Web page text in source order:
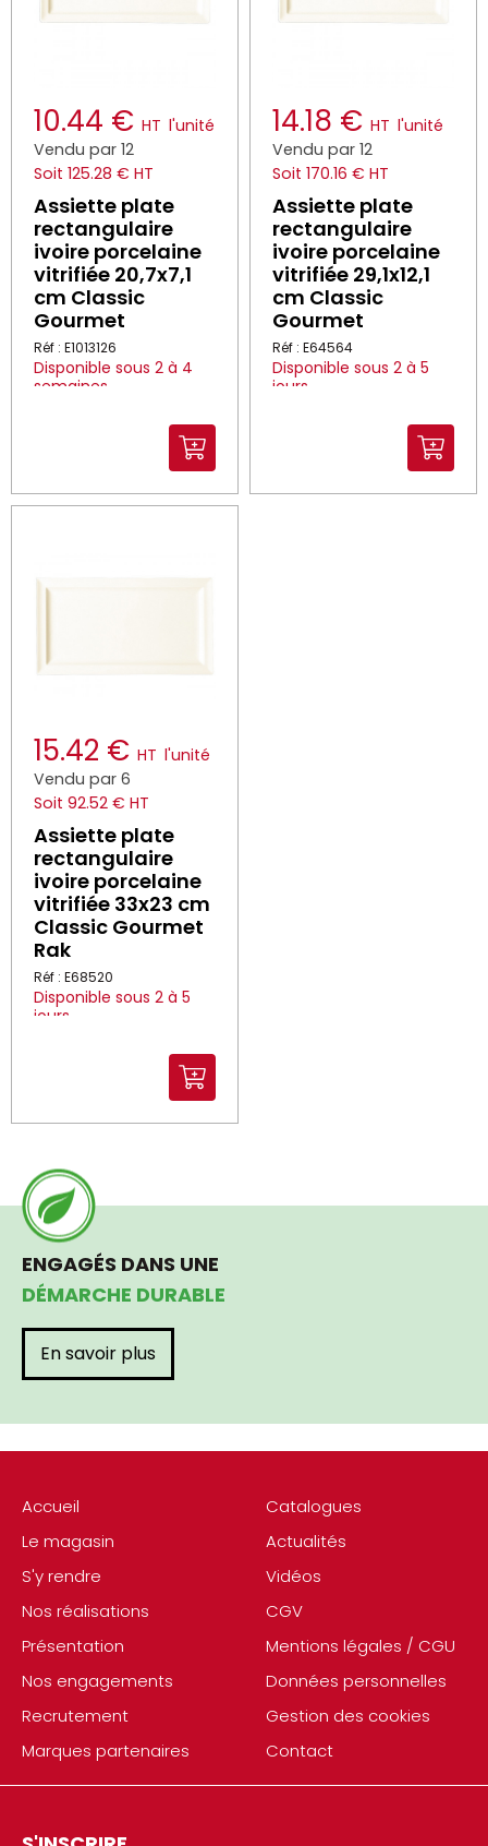
10.44 € HT l'unité
Vendu par 12
Soit 125.28 € HT
Assiette plate
rectangulaire
ivoire porcelaine
vitrifiée 20,7x7,1
cm Classic
Gourmet
Réf : E1013126
Disponible sous 2 à 4
semaines
14.18 € HT l'unité
Vendu par 12
Soit 170.16 € HT
Assiette plate
rectangulaire
ivoire porcelaine
vitrifiée 29,1x12,1
cm Classic
Gourmet
Réf : E64564
Disponible sous 2 à 5
jours
15.42 € HT l'unité
Vendu par 6
Soit 92.52 € HT
Assiette plate
rectangulaire
ivoire porcelaine
vitrifiée 33x23 cm
Classic Gourmet
Rak
Réf : E68520
Disponible sous 2 à 5
jours
Accueil
Le magasin
S'y rendre
Nos réalisations
Présentation
Nos engagements
Recrutement
Marques partenaires
Catalogues
Actualités
Vidéos
CGV
Mentions légales / CGU
Données personnelles
Gestion des cookies
Contact
ENGAGÉS DANS UNE
DÉMARCHE DURABLE
En savoir plus